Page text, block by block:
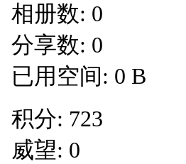
相册数: 0
分享数: 0
已用空间: 0 B
积分: 723
威望: 0